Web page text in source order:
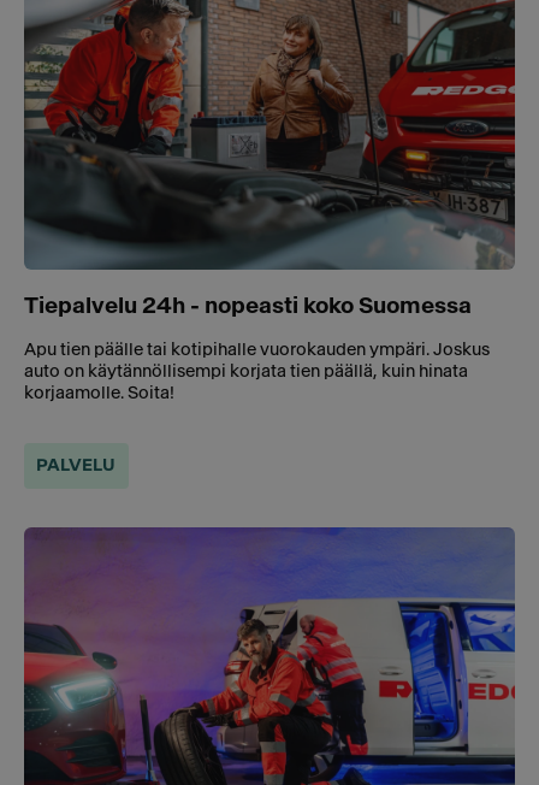
Tiepalvelu 24h - nopeasti koko Suomessa
Apu tien päälle tai kotipihalle vuorokauden ympäri. Joskus
auto on käytännöllisempi korjata tien päällä, kuin hinata
korjaamolle. Soita!
PALVELU